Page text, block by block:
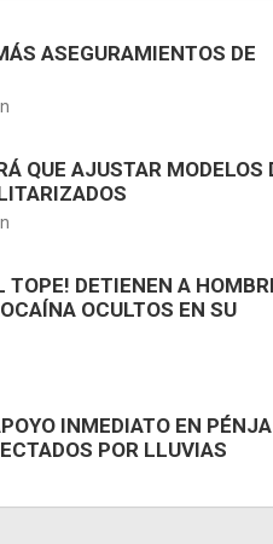
ASEGURAMIENTOS DE
QUE AJUSTAR MODELOS
TOPE! DETIENEN A
OCULTOS EN SU
INMEDIATO EN
POR LLUVIAS